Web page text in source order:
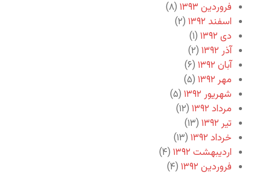
فروردین ۱۳۹۳
(۸)
اسفند ۱۳۹۲
(۲)
دی ۱۳۹۲
(۱)
آذر ۱۳۹۲
(۲)
آبان ۱۳۹۲
(۶)
مهر ۱۳۹۲
(۵)
شهریور ۱۳۹۲
(۵)
مرداد ۱۳۹۲
(۱۲)
تیر ۱۳۹۲
(۱۳)
خرداد ۱۳۹۲
(۱۳)
اردیبهشت ۱۳۹۲
(۴)
فروردین ۱۳۹۲
(۴)